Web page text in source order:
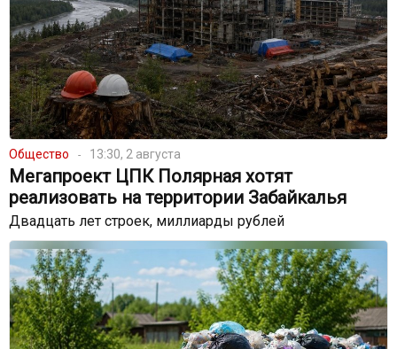
Общество 13:30, 2 августа
Мегапроект ЦПК Полярная хотят
реализовать на территории Забайкалья
Двадцать лет строек, миллиарды рублей